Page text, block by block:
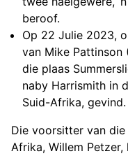
beroof.
Op 22 Julie 2023,
van Mike
die plaas
naby Harrismith in
Suid-Afrika, gevind.
Die voorsitter van
Afrika, Willem